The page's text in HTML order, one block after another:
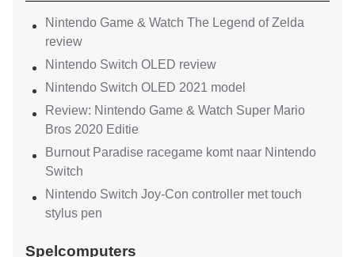
Nintendo Game & Watch The Legend of Zelda
review
Nintendo Switch OLED review
Nintendo Switch OLED 2021 model
Review: Nintendo Game & Watch Super Mario
Bros 2020 Editie
Burnout Paradise racegame komt naar Nintendo
Switch
Nintendo Switch Joy-Con controller met touch
stylus pen
Spelcomputers